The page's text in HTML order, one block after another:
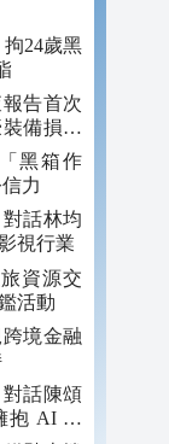
24歲黑
告首次
備損毀
黑箱作
力
話林均
視行業
資源交
活動
跨境金融
話陳頌
抱 AI 藝